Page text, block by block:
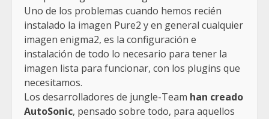
Uno de los problemas cuando hemos recién
instalado la imagen Pure2 y en general cualquier
imagen enigma2, es la configuración e
instalación de todo lo necesario para tener la
imagen lista para funcionar, con los plugins que
necesitamos.
Los desarrolladores de jungle-Team han creado
AutoSonic, pensado sobre todo, para aquellos